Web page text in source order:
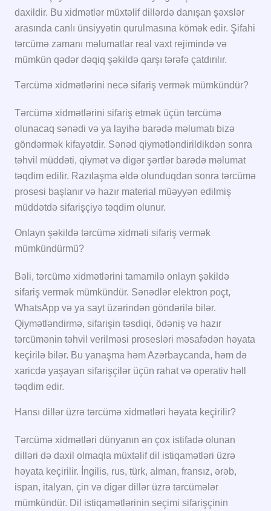
daxildir. Bu xidmətlər müxtəlif dillərdə danışan şəxslər
arasında canlı ünsiyyətin qurulmasına kömək edir. Şifahi
tərcümə zamanı məlumatlar real vaxt rejimində və
mümkün qədər dəqiq şəkildə qarşı tərəfə çatdırılır.
Tərcümə xidmətlərini necə sifariş vermək mümkündür?
Tərcümə xidmətlərini sifariş etmək üçün tərcümə
olunacaq sənədi və ya layihə barədə məlumatı bizə
göndərmək kifayətdir. Sənəd qiymətləndirildikdən sonra
təhvil müddəti, qiymət və digər şərtlər barədə məlumat
təqdim edilir. Razılaşma əldə olunduqdan sonra tərcümə
prosesi başlanır və hazır material müəyyən edilmiş
müddətdə sifarişçiyə təqdim olunur.
Onlayn şəkildə tərcümə xidməti sifariş vermək
mümkündürmü?
Bəli, tərcümə xidmətlərini tamamilə onlayn şəkildə
sifariş vermək mümkündür. Sənədlər elektron poçt,
WhatsApp və ya sayt üzərindən göndərilə bilər.
Qiymətləndirmə, sifarişin təsdiqi, ödəniş və hazır
tərcümənin təhvil verilməsi prosesləri məsafədən həyata
keçirilə bilər. Bu yanaşma həm Azərbaycanda, həm də
xaricdə yaşayan sifarişçilər üçün rahat və operativ həll
təqdim edir.
Hansı dillər üzrə tərcümə xidmətləri həyata keçirilir?
Tərcümə xidmətləri dünyanın ən çox istifadə olunan
dilləri də daxil olmaqla müxtəlif dil istiqamətləri üzrə
həyata keçirilir. İngilis, rus, türk, alman, fransız, ərəb,
ispan, italyan, çin və digər dillər üzrə tərcümələr
mümkündür. Dil istiqamətlərinin seçimi sifarişçinin